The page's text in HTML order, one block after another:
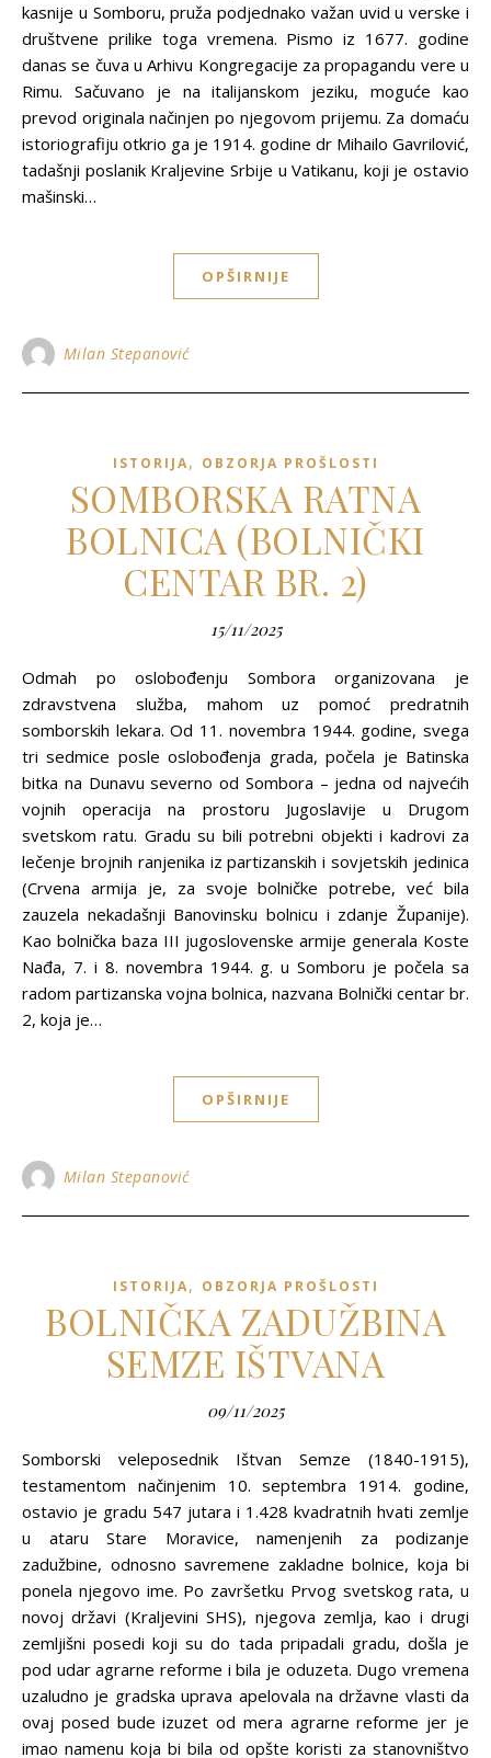
kasnije u Somboru, pruža podjednako važan uvid u verske i
društvene prilike toga vremena. Pismo iz 1677. godine
danas se čuva u Arhivu Kongregacije za propagandu vere u
Rimu. Sačuvano je na italijanskom jeziku, moguće kao
prevod originala načinjen po njegovom prijemu. Za domaću
istoriografiju otkrio ga je 1914. godine dr Mihailo Gavrilović,
tadašnji poslanik Kraljevine Srbije u Vatikanu, koji je ostavio
mašinski…
OPŠIRNIJE
Milan Stepanović
ISTORIJA, OBZORJA PROŠLOSTI
SOMBORSKA RATNA
BOLNICA (BOLNIČKI
CENTAR BR. 2)
15/11/2025
Odmah po oslobođenju Sombora organizovana je
zdravstvena služba, mahom uz pomoć predratnih
somborskih lekara. Od 11. novembra 1944. godine, svega
tri sedmice posle oslobođenja grada, počela je Batinska
bitka na Dunavu severno od Sombora – jedna od najvećih
vojnih operacija na prostoru Jugoslavije u Drugom
svetskom ratu. Gradu su bili potrebni objekti i kadrovi za
lečenje brojnih ranjenika iz partizanskih i sovjetskih jedinica
(Crvena armija je, za svoje bolničke potrebe, već bila
zauzela nekadašnji Banovinsku bolnicu i zdanje Županije).
Kao bolnička baza III jugoslovenske armije generala Koste
Nađa, 7. i 8. novembra 1944. g. u Somboru je počela sa
radom partizanska vojna bolnica, nazvana Bolnički centar br.
2, koja je…
OPŠIRNIJE
Milan Stepanović
ISTORIJA, OBZORJA PROŠLOSTI
BOLNIČKA ZADUŽBINA
SEMZE IŠTVANA
09/11/2025
Somborski veleposednik Ištvan Semze (1840-1915),
testamentom načinjenim 10. septembra 1914. godine,
ostavio je gradu 547 jutara i 1.428 kvadratnih hvati zemlje
u ataru Stare Moravice, namenjenih za podizanje
zadužbine, odnosno savremene zakladne bolnice, koja bi
ponela njegovo ime. Po završetku Prvog svetskog rata, u
novoj državi (Kraljevini SHS), njegova zemlja, kao i drugi
zemljišni posedi koji su do tada pripadali gradu, došla je
pod udar agrarne reforme i bila je oduzeta. Dugo vremena
uzaludno je gradska uprava apelovala na državne vlasti da
ovaj posed bude izuzet od mera agrarne reforme jer je
imao namenu koja bi bila od opšte koristi za stanovništvo